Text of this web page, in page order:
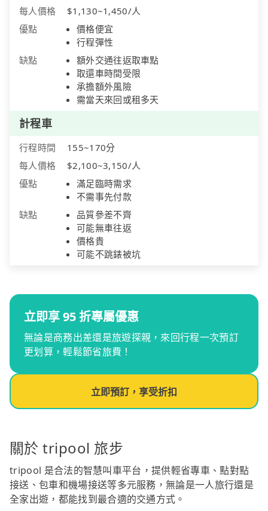
每人價格
$1,130~1,450/人
優點
價格便宜
行程彈性
缺點
額外交通往返取車點
取還車時間受限
承擔額外風險
需當天來回或租多天
計程車
行程時間
155~170分
每人價格
$2,100~3,150/人
優點
滿足臨時需求
不需事先付款
缺點
品質參差不齊
可能無車往返
價格貴
可能不跳錶被坑
立即享 95 折專屬優惠
無論是商務出差還是旅遊探親，來回行程一次預訂
更划算，輕鬆節省旅費！
立即預訂，享受折扣
關於 tripool 旅步
tripool 是合法的智慧叫車平台，提供輕省專車、點對點
接送、包車和機場接送等多元服務，無論是一人旅行還是
全家出遊，都能找到最合適的交通方式。